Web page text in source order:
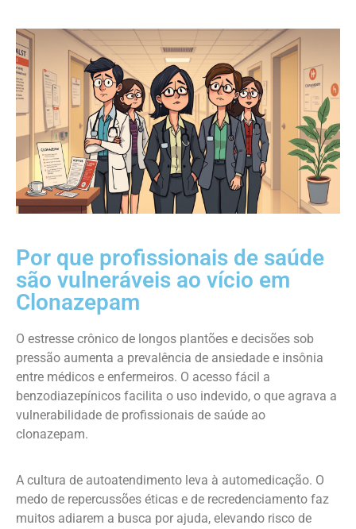
Por que profissionais de saúde
são vulneráveis ao vício em
Clonazepam
O estresse crônico de longos plantões e decisões sob
pressão aumenta a prevalência de ansiedade e insônia
entre médicos e enfermeiros. O acesso fácil a
benzodiazepínicos facilita o uso indevido, o que agrava a
vulnerabilidade de profissionais de saúde ao
clonazepam.
A cultura de autoatendimento leva à automedicação. O
medo de repercussões éticas e de recredenciamento faz
muitos adiarem a busca por ajuda, elevando risco de